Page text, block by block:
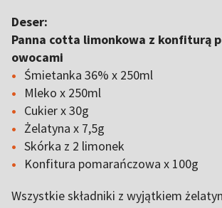
Deser:
Panna cotta limonkowa z konfiturą
owocami
Śmietanka 36% x 250ml
Mleko x 250ml
Cukier x 30g
Żelatyna x 7,5g
Skórka z 2 limonek
Konfitura pomarańczowa x 100g
Wszystkie składniki z wyjątkiem